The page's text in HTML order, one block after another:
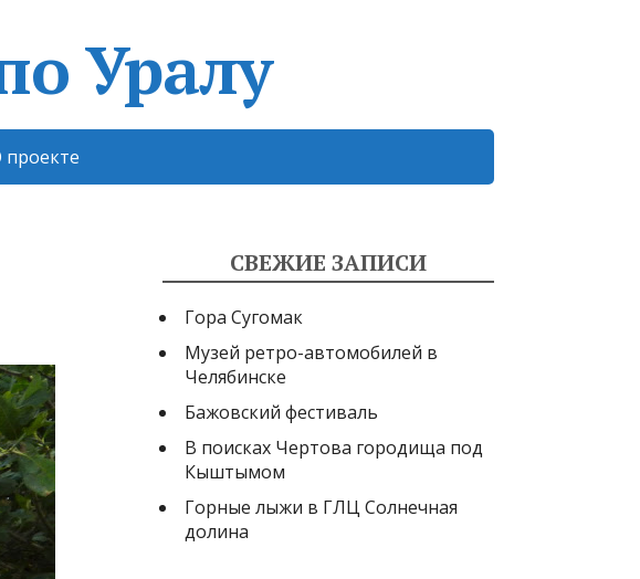
проекте
СВЕЖИЕ ЗАПИСИ
Гора Сугомак
Музей ретро-автомобилей в
Челябинске
Бажовский фестиваль
В поисках Чертова городища под
Кыштымом
Горные лыжи в ГЛЦ Солнечная
долина